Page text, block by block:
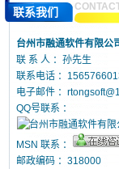
联系我们
台州市融通软件有限公
联 系 人 ：孙先生
联系电话 ：
电子邮件 ：
QQ号联系 ：
MSN 联系 ：
邮政编码 ：318000